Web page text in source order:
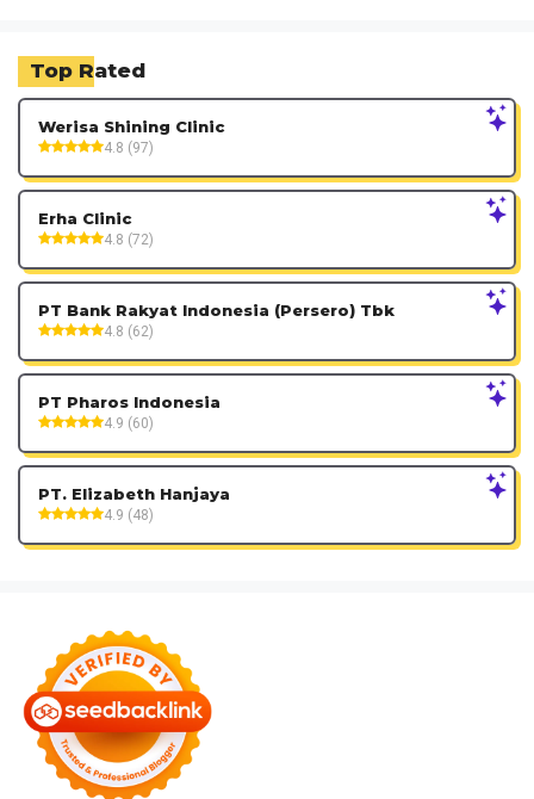
Top Rated
Werisa Shining Clinic
4.8 (97)
Erha Clinic
4.8 (72)
PT Bank Rakyat Indonesia (Persero) Tbk
4.8 (62)
PT Pharos Indonesia
4.9 (60)
PT. Elizabeth Hanjaya
4.9 (48)